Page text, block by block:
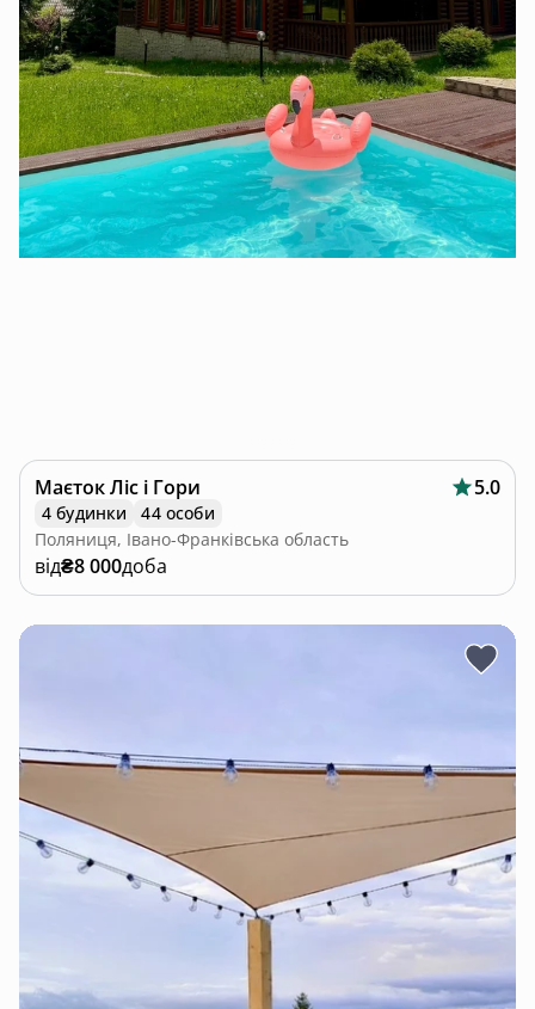
Маєток Ліс і Гори 5.0
4 будинки
44 особи
Поляниця, Івано-Франківська область
від₴8 000доба